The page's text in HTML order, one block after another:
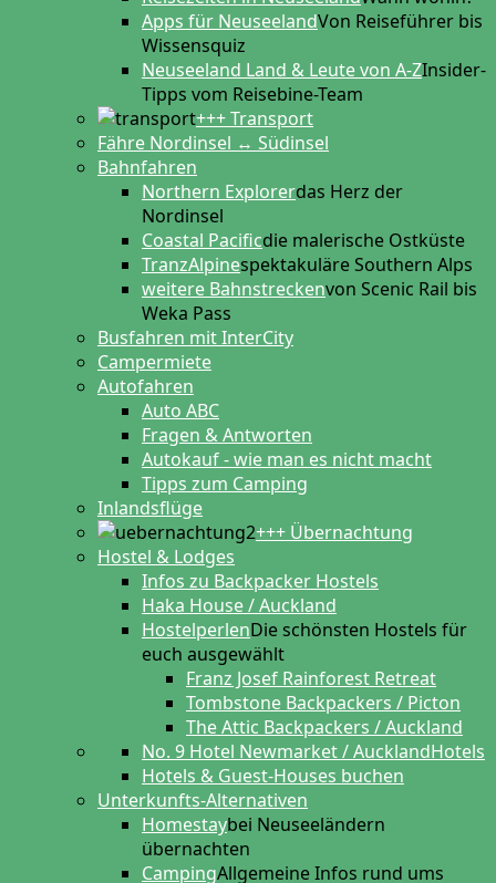
Apps für NeuseelandVon Reiseführer bis
Wissensquiz
Neuseeland Land & Leute von A-ZInsider-
Tipps vom Reisebine-Team
+++ Transport
Fähre Nordinsel ↔ Südinsel
Bahnfahren
Northern Explorerdas Herz der
Nordinsel
Coastal Pacificdie malerische Ostküste
TranzAlpinespektakuläre Southern Alps
weitere Bahnstreckenvon Scenic Rail bis
Weka Pass
Busfahren mit InterCity
Campermiete
Autofahren
Auto ABC
Fragen & Antworten
Autokauf - wie man es nicht macht
Tipps zum Camping
Inlandsflüge
+++ Übernachtung
Hostel & Lodges
Infos zu Backpacker Hostels
Haka House / Auckland
HostelperlenDie schönsten Hostels für
euch ausgewählt
Franz Josef Rainforest Retreat
Tombstone Backpackers / Picton
The Attic Backpackers / Auckland
Hotels
No. 9 Hotel Newmarket / Auckland
Hotels & Guest-Houses buchen
Unterkunfts-Alternativen
Homestaybei Neuseeländern
übernachten
CampingAllgemeine Infos rund ums